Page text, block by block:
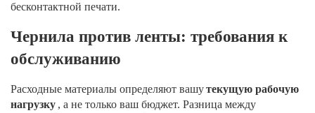
бесконтактной печати.
Чернила против ленты: требования к
обслуживанию
Расходные материалы определяют вашутекущую рабочую
нагрузку , а не только ваш бюджет. Разница между